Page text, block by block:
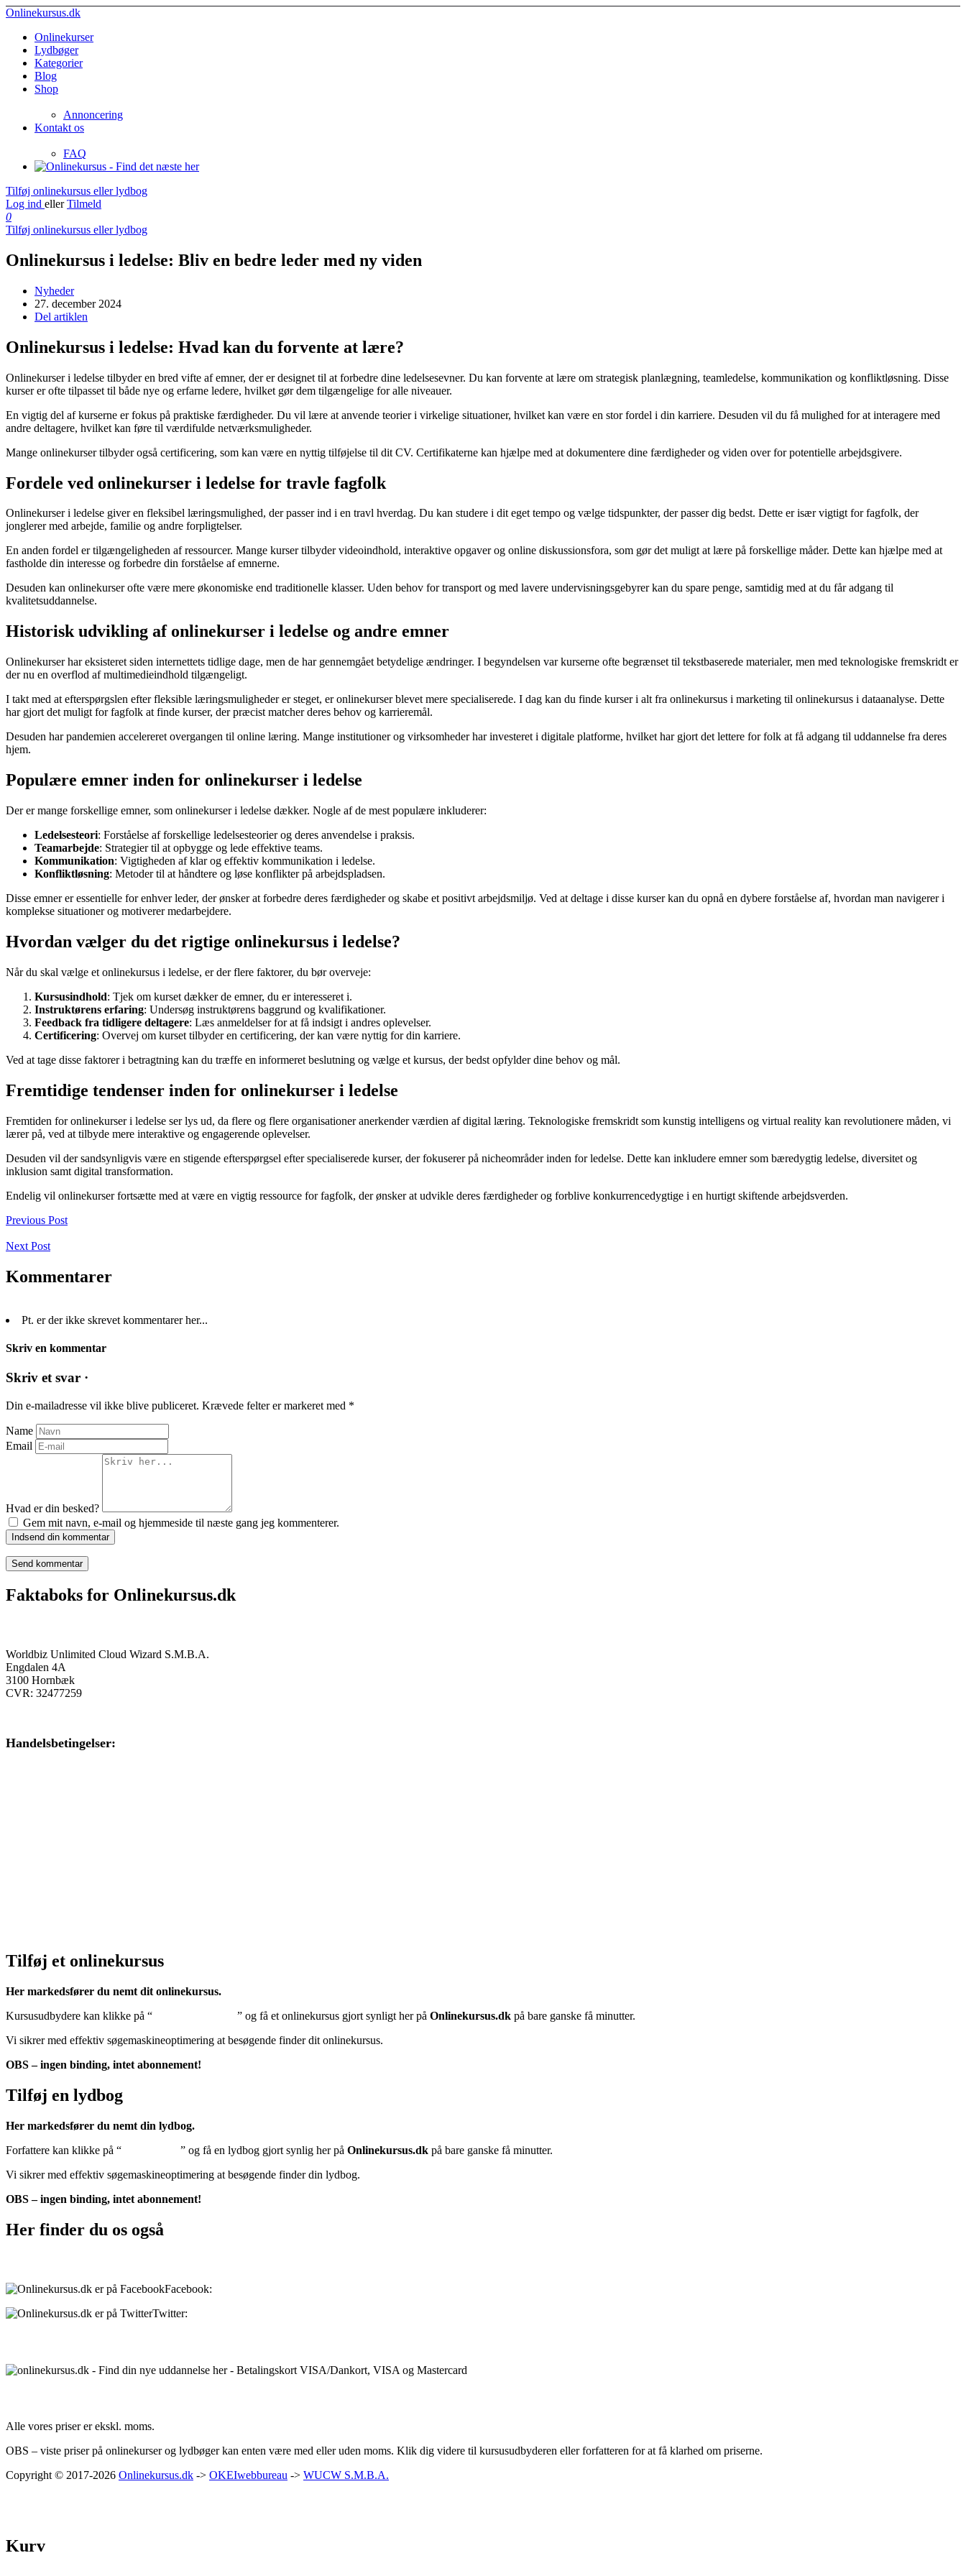
Onlinekursus.dk
Onlinekurser
Lydbøger
Kategorier
Blog
Shop
Annoncering
Kontakt os
FAQ
Tilføj onlinekursus eller lydbog
Log ind eller Tilmeld
0
Tilføj onlinekursus eller lydbog
Onlinekursus i ledelse: Bliv en bedre leder med ny viden
Nyheder
27. december 2024
Del artiklen
Onlinekursus i ledelse: Hvad kan du forvente at lære?
Onlinekurser i ledelse tilbyder en bred vifte af emner, der er designet til at forbedre dine ledelsesevner. Du kan forvente at lære om strategisk planlægning, teamledelse, kommunikation og konfliktløsning. Disse
kurser er ofte tilpasset til både nye og erfarne ledere, hvilket gør dem tilgængelige for alle niveauer.
En vigtig del af kurserne er fokus på praktiske færdigheder. Du vil lære at anvende teorier i virkelige situationer, hvilket kan være en stor fordel i din karriere. Desuden vil du få mulighed for at interagere med
andre deltagere, hvilket kan føre til værdifulde netværksmuligheder.
Mange onlinekurser tilbyder også certificering, som kan være en nyttig tilføjelse til dit CV. Certifikaterne kan hjælpe med at dokumentere dine færdigheder og viden over for potentielle arbejdsgivere.
Fordele ved onlinekurser i ledelse for travle fagfolk
Onlinekurser i ledelse giver en fleksibel læringsmulighed, der passer ind i en travl hverdag. Du kan studere i dit eget tempo og vælge tidspunkter, der passer dig bedst. Dette er især vigtigt for fagfolk, der
jonglerer med arbejde, familie og andre forpligtelser.
En anden fordel er tilgængeligheden af ressourcer. Mange kurser tilbyder videoindhold, interaktive opgaver og online diskussionsfora, som gør det muligt at lære på forskellige måder. Dette kan hjælpe med at
fastholde din interesse og forbedre din forståelse af emnerne.
Desuden kan onlinekurser ofte være mere økonomiske end traditionelle klasser. Uden behov for transport og med lavere undervisningsgebyrer kan du spare penge, samtidig med at du får adgang til
kvalitetsuddannelse.
Historisk udvikling af onlinekurser i ledelse og andre emner
Onlinekurser har eksisteret siden internettets tidlige dage, men de har gennemgået betydelige ændringer. I begyndelsen var kurserne ofte begrænset til tekstbaserede materialer, men med teknologiske fremskridt er
der nu en overflod af multimedieindhold tilgængeligt.
I takt med at efterspørgslen efter fleksible læringsmuligheder er steget, er onlinekurser blevet mere specialiserede. I dag kan du finde kurser i alt fra onlinekursus i marketing til onlinekursus i dataanalyse. Dette
har gjort det muligt for fagfolk at finde kurser, der præcist matcher deres behov og karrieremål.
Desuden har pandemien accelereret overgangen til online læring. Mange institutioner og virksomheder har investeret i digitale platforme, hvilket har gjort det lettere for folk at få adgang til uddannelse fra deres
hjem.
Populære emner inden for onlinekurser i ledelse
Der er mange forskellige emner, som onlinekurser i ledelse dækker. Nogle af de mest populære inkluderer:
Ledelsesteori: Forståelse af forskellige ledelsesteorier og deres anvendelse i praksis.
Teamarbejde: Strategier til at opbygge og lede effektive teams.
Kommunikation: Vigtigheden af klar og effektiv kommunikation i ledelse.
Konfliktløsning: Metoder til at håndtere og løse konflikter på arbejdspladsen.
Disse emner er essentielle for enhver leder, der ønsker at forbedre deres færdigheder og skabe et positivt arbejdsmiljø. Ved at deltage i disse kurser kan du opnå en dybere forståelse af, hvordan man navigerer i
komplekse situationer og motiverer medarbejdere.
Hvordan vælger du det rigtige onlinekursus i ledelse?
Når du skal vælge et onlinekursus i ledelse, er der flere faktorer, du bør overveje:
Kursusindhold: Tjek om kurset dækker de emner, du er interesseret i.
Instruktørens erfaring: Undersøg instruktørens baggrund og kvalifikationer.
Feedback fra tidligere deltagere: Læs anmeldelser for at få indsigt i andres oplevelser.
Certificering: Overvej om kurset tilbyder en certificering, der kan være nyttig for din karriere.
Ved at tage disse faktorer i betragtning kan du træffe en informeret beslutning og vælge et kursus, der bedst opfylder dine behov og mål.
Fremtidige tendenser inden for onlinekurser i ledelse
Fremtiden for onlinekurser i ledelse ser lys ud, da flere og flere organisationer anerkender værdien af digital læring. Teknologiske fremskridt som kunstig intelligens og virtual reality kan revolutionere måden, vi
lærer på, ved at tilbyde mere interaktive og engagerende oplevelser.
Desuden vil der sandsynligvis være en stigende efterspørgsel efter specialiserede kurser, der fokuserer på nicheområder inden for ledelse. Dette kan inkludere emner som bæredygtig ledelse, diversitet og
inklusion samt digital transformation.
Endelig vil onlinekurser fortsætte med at være en vigtig ressource for fagfolk, der ønsker at udvikle deres færdigheder og forblive konkurrencedygtige i en hurtigt skiftende arbejdsverden.
Previous Post
Next Post
Kommentarer
Pt. er der ikke skrevet kommentarer her...
Skriv en kommentar
Skriv et svar ·
Din e-mailadresse vil ikke blive publiceret. Krævede felter er markeret med *
Name
Email
Hvad er din besked?
Gem mit navn, e-mail og hjemmeside til næste gang jeg kommenterer.
Indsend din kommentar
Faktaboks for Onlinekursus.dk
Worldbiz Unlimited Cloud Wizard S.M.B.A.
Engdalen 4A
3100 Hornbæk
CVR: 32477259
Handelsbetingelser:
Tilføj et onlinekursus
Her markedsfører du nemt dit onlinekursus.
Kursusudbydere kan klikke på “
” og få et onlinekursus gjort synligt her på Onlinekursus.dk på bare ganske få minutter.
Vi sikrer med effektiv søgemaskineoptimering at besøgende finder dit onlinekursus.
OBS – ingen binding, intet abonnement!
Tilføj en lydbog
Her markedsfører du nemt din lydbog.
Forfattere kan klikke på “
” og få en lydbog gjort synlig her på Onlinekursus.dk på bare ganske få minutter.
Vi sikrer med effektiv søgemaskineoptimering at besøgende finder din lydbog.
OBS – ingen binding, intet abonnement!
Her finder du os også
Facebook:
Twitter:
Alle vores priser er ekskl. moms.
OBS – viste priser på onlinekurser og lydbøger kan enten være med eller uden moms. Klik dig videre til kursusudbyderen eller forfatteren for at få klarhed om priserne.
Copyright © 2017-2026 Onlinekursus.dk -> OKEIwebbureau -> WUCW S.M.B.A.
Kurv